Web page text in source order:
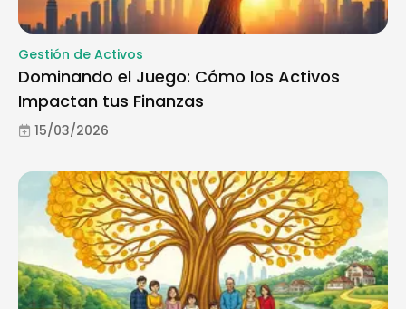
Gestión de Activos
Dominando el Juego: Cómo los Activos
Impactan tus Finanzas
15/03/2026